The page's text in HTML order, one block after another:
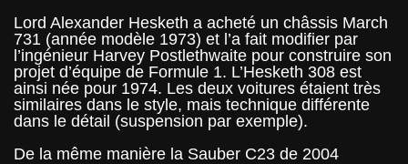
Lord Alexander Hesketh a acheté un châssis March
731 (année modèle 1973) et l’a fait modifier par
l’ingénieur Harvey Postlethwaite pour construire son
projet d’équipe de Formule 1. L’Hesketh 308 est
ainsi née pour 1974. Les deux voitures étaient très
similaires dans le style, mais technique différente
dans le détail (suspension par exemple).
De la même manière la Sauber C23 de 2004